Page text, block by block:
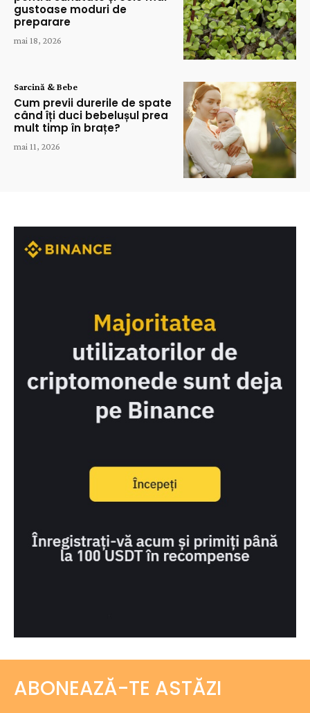
gustoase moduri de
preparare
mai 18, 2026
Sarcină & Bebe
Cum previi durerile de spate
când îți duci bebelușul prea
mult timp în brațe?
mai 11, 2026
ABONEAZĂ-TE ASTĂZI